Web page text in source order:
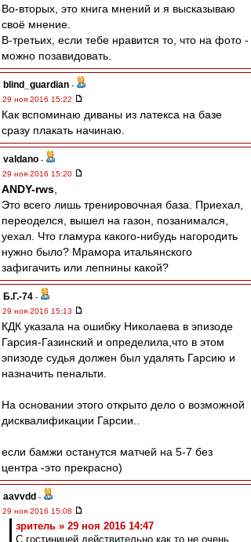
Во-вторых, это книга мнений и я высказываю
своё мнение.
В-третьих, если тебе нравится то, что на фото -
можно позавидовать.
blind_guardian -
29 ноя 2016 15:22
Как вспоминаю диваны из латекса на базе
сразу плакать начинаю.
valdano -
29 ноя 2016 15:20
ANDY-rws
Это всего лишь тренировочная база. Приехал,
переоделся, вышел на газон, позанимался,
уехал. Что гламура какого-нибудь нагородить
нужно было? Мрамора итальянского
зафигачить или лепнины какой?
Б.Г.-74 -
29 ноя 2016 15:13
КДК указала на ошибку Николаева в эпизоде
Гарсия-Газинский и определила,что в этом
эпизоде судья должен был удалять Гарсию и
назначить пенальти.
На основании этого открыто дело о возможной
дисквалификации Гарсии..
если бамжи останутся матчей на 5-7 без
центра -это прекрасно)
aavvdd -
29 ноя 2016 15:08
зpитель » 29 ноя 2016 14:47
С гостиницей действительно как то не очень.